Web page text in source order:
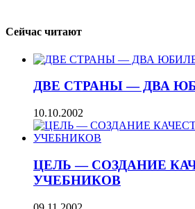
Сейчас читают
ДВЕ СТРАНЫ — ДВА
10.10.2002
ЦЕЛЬ — СОЗДАНИЕ
УЧЕБНИКОВ